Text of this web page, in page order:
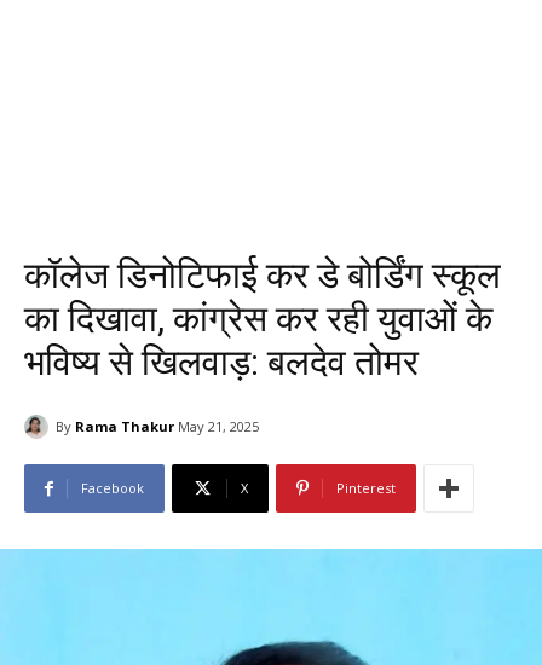
कॉलेज डिनोटिफाई कर डे बोर्डिंग स्कूल
का दिखावा, कांग्रेस कर रही युवाओं के
भविष्य से खिलवाड़: बलदेव तोमर
By Rama Thakur May 21, 2025
Facebook X Pinterest